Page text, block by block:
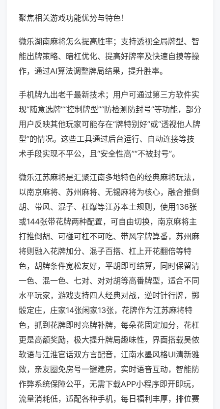
聚焦相关游戏功能优势与特色！
微乐湖南麻将怎么提高胜率；支持透视全局牌型、智
能出牌策略、暗杠优化、提高好牌率及快速自摸等操
作，通过AI算法调整牌局结果，提升胜率。
手机牌九出老千最新技术；用户可通过第三方软件实
现“随意选牌”“控制牌型”“防检测防封号”等功能，部分
用户反映其他玩家可能存在“牌特别好”或“透视他人牌
型”的情况。这些工具通过后台运行、自动连接等技
术手段实现不平公，且“安全性高”“不被封号”。
微乐江苏麻将是汇聚江南多地特色的经典麻将玩法，
以南京麻将、苏州麻将、无锡麻将为核心，融合推倒
胡、带风、混子、杠爆等江苏本土规则，使用136张
或144张带花牌两种配置，可自由切换，南京麻将主
打推倒胡、可碰可杠不可吃、带风字牌算番，苏州麻
将则融入花牌加分、混子百搭、杠上开花翻倍等特
色，胡牌条件宽松友好，平胡即可结算，同时保留清
一色、混一色、七对、对对胡等高番牌型，适合不同
水平玩家，游戏支持四人经典对战，逆时针行牌，掷
骰定庄，庄家14张闲家13张，花牌作为江苏麻将特
色，抓到花牌即时亮牌补牌，每朵花固定加分，花杠
更是高额奖励，极大提升牌局趣味性，界面搭载吴侬
软语与江淮官话双方言配音，江南水墨风格UI清新雅
致，亲友圈免房号一键建房，实时语音互动，智能防
作弊系统保障公平，无需下载APP小程序即开即玩，
流量消耗低，适配各种手机，每日福利丰厚，排位赛